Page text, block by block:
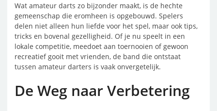
Wat amateur darts zo bijzonder maakt, is de hechte
gemeenschap die eromheen is opgebouwd. Spelers
delen niet alleen hun liefde voor het spel, maar ook tips,
tricks en bovenal gezelligheid. Of je nu speelt in een
lokale competitie, meedoet aan toernooien of gewoon
recreatief gooit met vrienden, de band die ontstaat
tussen amateur darters is vaak onvergetelijk.
De Weg naar Verbetering